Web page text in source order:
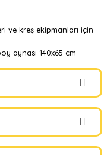
ve kreş ekipmanları için
yapın!